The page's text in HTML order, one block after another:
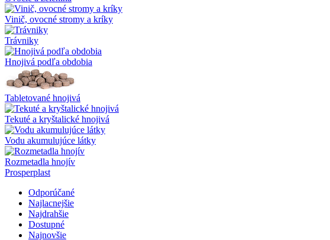
Vinič, ovocné stromy a kríky
Trávniky
Hnojivá podľa obdobia
Tabletované hnojivá
Tekuté a kryštalické hnojivá
Vodu akumulujúce látky
Rozmetadla hnojív
Prosperplast
Odporúčané
Najlacnejšie
Najdrahšie
Dostupné
Najnovšie